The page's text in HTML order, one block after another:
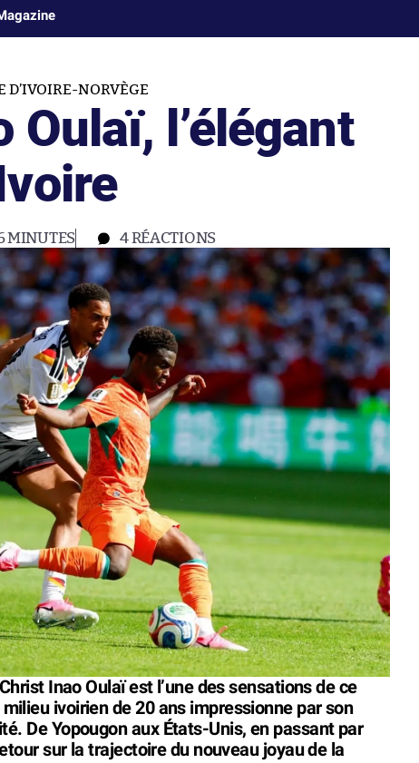
D’IVOIRE-NORVÈGE
l’élégant
MINUTES 4RÉACTIONS
Inao Oulaï est l’une des sensations de ce
ivoirien de 20 ans impressionne par son
De Yopougon aux États-Unis, en passant par
sur la trajectoire du nouveau joyau de la